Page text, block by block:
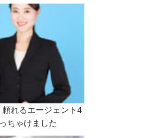
頼れるエージェント4
ちゃけました